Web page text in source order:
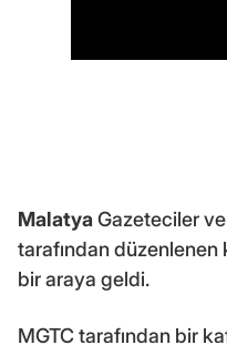
Malatya Gazeteciler
tarafından
bir araya geldi.
MGTC tarafından bir